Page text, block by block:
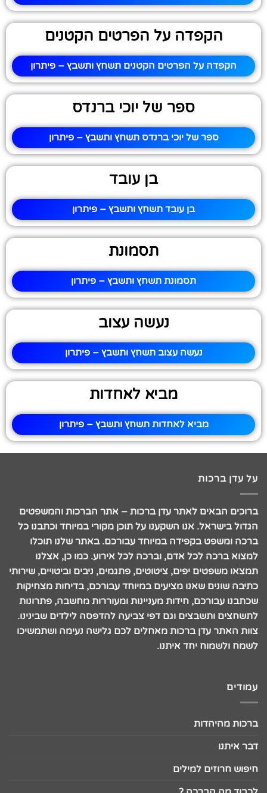
הקפדה על הפרטים הקטנים
הקפדה על הפרטים הקטנים תשחץ ותשבץ – פיתרון
ספר של יוכי ברנדס
ספר של יוכי ברנדס תשחץ ותשבץ – פיתרון
בן עובד
בן עובד תשחץ ותשבץ – פיתרון
תסמונת
תסמונת תשחץ ותשבץ – פיתרון
נעשה עצוב
נעשה עצוב תשחץ ותשבץ – פיתרון
מביא לאחדות
מביא לאחדות תשחץ ותשבץ – פיתרון
על עדן ברכות
ברוכים הבאים לאתר עדן ברכות – אתר הברכות והמשפטים
הגדול בישראל. אנו השקענו על תוכן מקורי במיוחד וכתבנו כל
ברכה ומשפט בקפידה במיוחד עבורכם. באתר שלנו תוכלו
למצוא ברכה לכל אדם, וברכה לכל אירוע. כמו כן, אצלנו
תמצאו משפטים יפים, ציטוטים, פתגמים, ניבים וביטויים, שירותי
כתיבה שונים שאנו מציעים במיוחד עבורכם, בדיחות מצחיקות
שכתבנו עבורכם, חידות מעניינות ומעוררות מחשבה, פתרונות
לתשחצים ותשבצים וגם דפי צביעה להדפסה לילדים שבינינו.
צוות האתר עדן ברכות מאחלים לכם גלישה נעימה ושתמשיכו
לשמח ולשמוח יחד איתנו.
עמודים
ברכות מהיהדות
דבר איתנו
חיפוש חרוזים למילים